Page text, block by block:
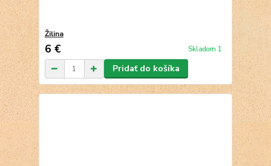
Žilina
6 € Skladom 1
Pridať do košíka